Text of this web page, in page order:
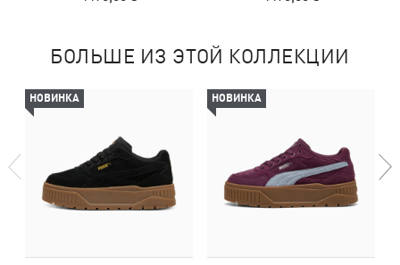
БОЛЬШЕ ИЗ ЭТОЙ КОЛЛЕКЦИИ
НОВИНКА НОВИНКА